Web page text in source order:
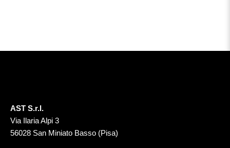
AST S.r.l.
Via Ilaria Alpi 3
56028 San Miniato Basso (Pisa)